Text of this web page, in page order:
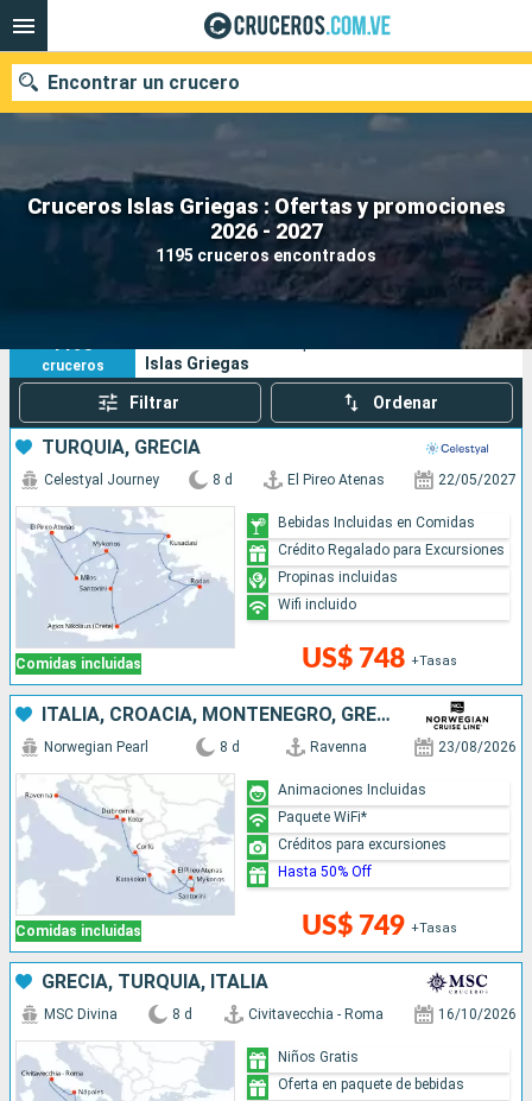
Cruceros Islas Griegas : Ofertas y promociones
2026 - 2027
1195 cruceros encontrados
Encontrar un crucero
Nuestros destinos
Fecha de salida
Buscar
1195
cruceros
Islas Griegas
Filtrar Ordenar
TURQUÍA, GRECIA
Comidas incluidas
Celestyal Journey 8 d El Pireo Atenas 22/05/2027
US$ 748 +Tasas
Bebidas Incluidas en Comidas
Crédito Regalado para Excursiones
Propinas incluidas
Wifi incluido
ITALIA, CROACIA, MONTENEGRO, GRECIA
Comidas incluidas
Norwegian Pearl 8 d Ravenna 23/08/2026
US$ 749 +Tasas
Animaciones Incluidas
Paquete WiFi*
Créditos para excursiones
Hasta 50% Off
GRECIA, TURQUÍA, ITALIA
MSC Divina 8 d Civitavecchia - Roma 16/10/2026
Niños Gratis
Oferta en paquete de bebidas